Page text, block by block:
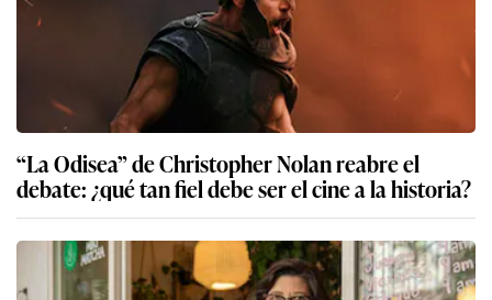
“La Odisea” de Christopher Nolan reabre el
debate: ¿qué tan fiel debe ser el cine a la historia?